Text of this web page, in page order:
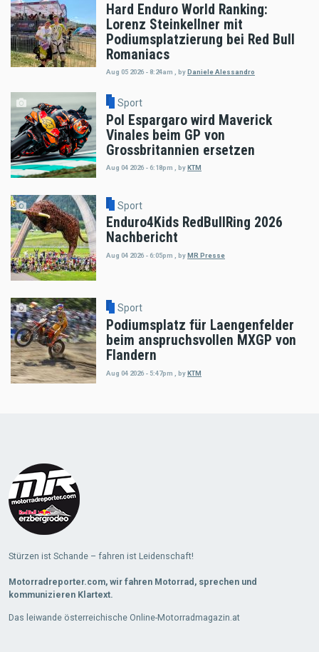
Hard Enduro World Ranking:
Lorenz Steinkellner mit
Podiumsplatzierung bei Red Bull
Romaniacs
Aug 05 2026 - 8:24am , byDaniele Alessandro
Sport
Pol Espargaro wird Maverick
Vinales beim GP von
Grossbritannien ersetzen
Aug 04 2026 - 6:18pm byKTM
Sport
Enduro4Kids RedBullRing 2026
Nachbericht
Aug 04 2026 - 6:05pm byMR Presse
Sport
Podiumsplatz für Laengenfelder
beim anspruchsvollen MXGP von
Flandern
Aug 04 2026 - 5:47pm byKTM
Stürzen ist Schande – fahren ist Leidenschaft!
Motorradreporter.com, wir fahren Motorrad, sprechen und
kommunizieren Klartext.
Das leiwande österreichische Online-Motorradmagazin.at